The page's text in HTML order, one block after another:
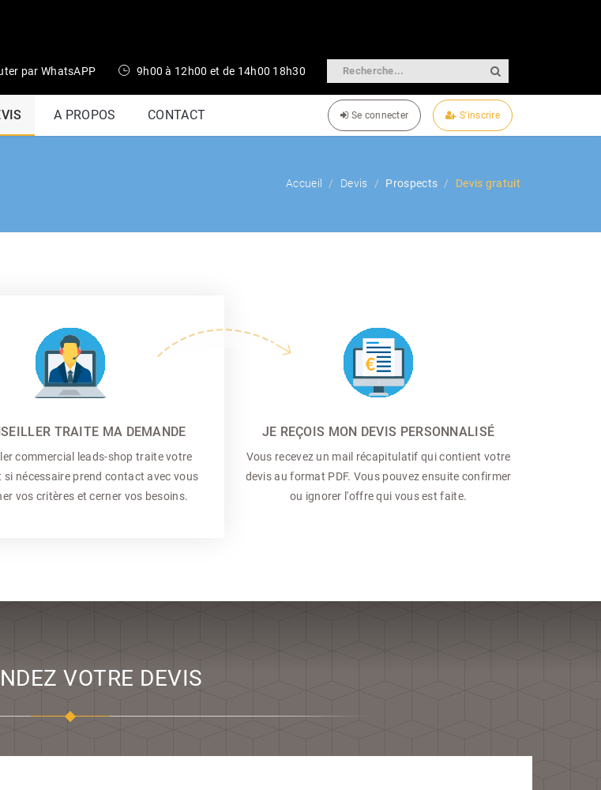
par WhatsAPP 9h00 à 12h00 et de 14h00 18h30
A PROPOS CONTACT S'inscrire
Se connecter
Accueil Devis Prospects Devis gratuit
TRAITE MA DEMANDE
commercial
leads-shop traite votre
si nécessaire prend contact avec vous
vos critères et cerner vos besoins.
JE REÇOIS MON DEVIS PERSONNALISÉ
Vous recevez un mail récapitulatif qui contient votre
devis au format PDF. Vous pouvez ensuite confirmer
ou ignorer l'offre qui vous est faite.
VOTRE DEVIS